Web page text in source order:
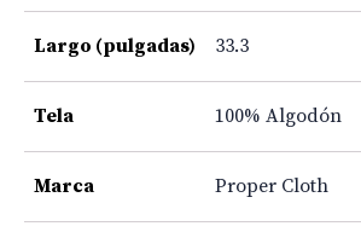
Largo (pulgadas) 33.3
Tela 100% Algodón
Marca Proper Cloth